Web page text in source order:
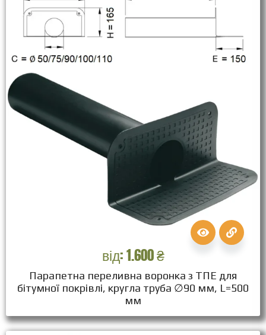
від:1.600₴
Парапетна переливна воронка з ТПЕ для
бітумної покрівлі, кругла труба ∅90 мм, L=500
мм